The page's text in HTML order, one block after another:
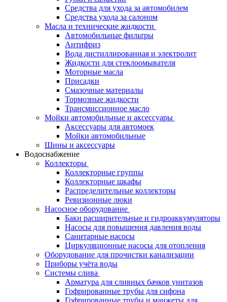
Средства для ухода за автомобилем
Средства ухода за салоном
Масла и технические жидкости
Автомобильные фильтры
Антифриз
Вода дистиллированная и электролит
Жидкости для стеклоомывателя
Моторные масла
Присадки
Смазочные материалы
Тормозные жидкости
Трансмиссионное масло
Мойки автомобильные и аксессуары
Аксессуары для автомоек
Мойки автомобильные
Шины и аксессуары
Водоснабжение
Коллекторы
Коллекторные группы
Коллекторные шкафы
Распределительные коллекторы
Ревизионные люки
Насосное оборудование
Баки расширительные и гидроаккумуляторы
Насосы для повышения давления воды
Санитарные насосы
Циркуляционные насосы для отопления
Оборудование для прочистки канализации
Приборы учёта воды
Системы слива
Арматура для сливных бачков унитазов
Гофрированные трубы для сифона
Гофрированные трубы и манжеты для